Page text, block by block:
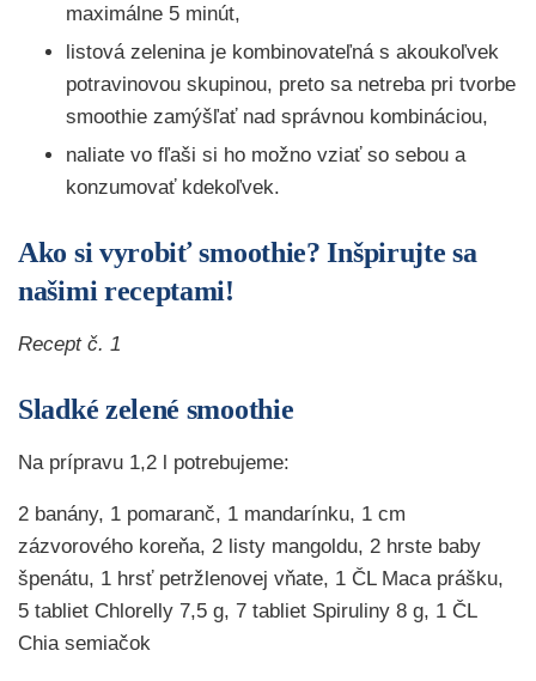
maximálne 5 minút,
listová zelenina je kombinovateľná s akoukoľvek
potravinovou skupinou, preto sa netreba pri tvorbe
smoothie zamýšľať nad správnou kombináciou,
naliate vo fľaši si ho možno vziať so sebou a
konzumovať kdekoľvek.
Ako si vyrobiť smoothie? Inšpirujte sa
našimi receptami!
Recept č. 1
Sladké zelené smoothie
Na prípravu 1,2 l potrebujeme:
2 banány, 1 pomaranč, 1 mandarínku, 1 cm
zázvorového koreňa, 2 listy mangoldu, 2 hrste baby
špenátu, 1 hrsť petržlenovej vňate, 1 ČL Maca prášku,
5 tabliet Chlorelly 7,5 g, 7 tabliet Spiruliny 8 g, 1 ČL
Chia semiačok